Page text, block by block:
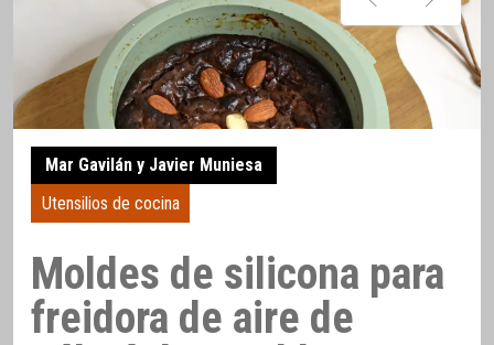
Mar Gavilán y Javier Muniesa
Utensilios de cocina
Moldes de silicona para
freidora de aire de